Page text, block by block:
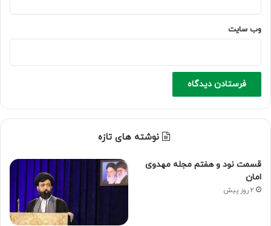
وب‌ سایت
نوشته های تازه
قسمت نود و هفتم مجله مهدوی
امان
2 روز پیش